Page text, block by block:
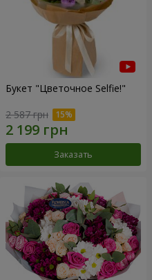
Букет "Цветочное Selfie!"
2 587 грн
Заказать